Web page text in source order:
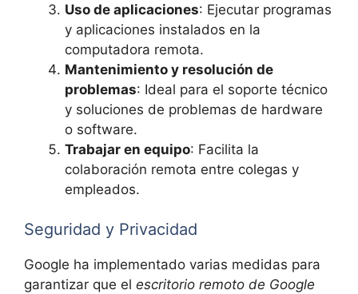
Uso de aplicaciones: Ejecutar programas
y aplicaciones instalados en la
computadora remota.
Mantenimiento y resolución de
problemas: Ideal para el soporte técnico
y soluciones de problemas de hardware
o software.
Trabajar en equipo: Facilita la
colaboración remota entre colegas y
empleados.
Seguridad y Privacidad
Google ha implementado varias medidas para
garantizar que el escritorio remoto de Google